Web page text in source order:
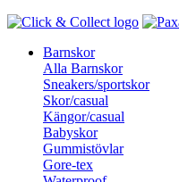
Barnskor
Alla Barnskor
Sneakers/sportskor
Skor/casual
Kängor/casual
Babyskor
Gummistövlar
Gore-tex